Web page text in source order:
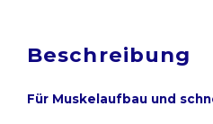
Beschreibung
Für Muskelaufbau und